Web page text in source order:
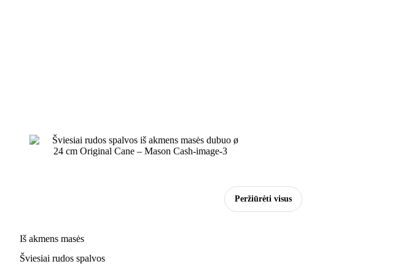
Peržiūrėti visus
Iš akmens masės
Šviesiai rudos spalvos